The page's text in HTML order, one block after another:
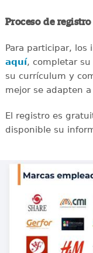
Proceso de registro
Para participar, los
aquí, completar
su currículum y
mejor se adapten
El registro es
disponible su